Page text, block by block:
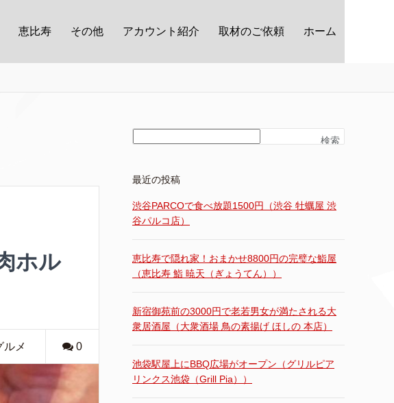
恵比寿 その他 アカウント紹介 取材のご依頼 ホーム
ホル
ルメ 0
検索
最近の投稿
渋谷PARCOで食べ放題1500円（渋谷 牡蠣屋 渋
谷パルコ店）
恵比寿で隠れ家！おまかせ8800円の完璧な鮨屋
（恵比寿 鮨 暁天（ぎょうてん））
新宿御苑前の3000円で老若男女が満たされる大
衆居酒屋（大衆酒場 鳥の素揚げ ほしの 本店）
池袋駅屋上にBBQ広場がオープン（グリルピア
リンクス池袋（Grill Pia））